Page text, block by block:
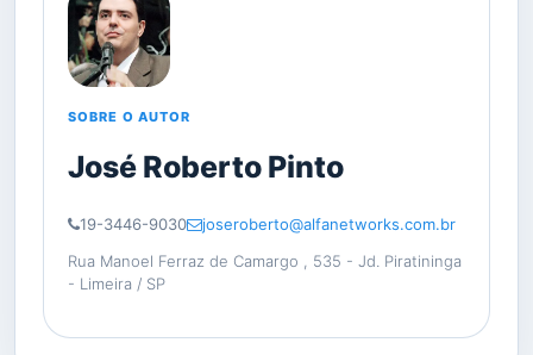
SOBRE O AUTOR
José Roberto Pinto
19-3446-9030
joseroberto@alfanetworks.com.br
Rua Manoel Ferraz de Camargo , 535 - Jd. Piratininga
- Limeira / SP